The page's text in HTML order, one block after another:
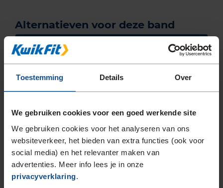
Toestemming Details Over
We gebruiken cookies voor een goed werkende site
We gebruiken cookies voor het analyseren van ons
websiteverkeer, het bieden van extra functies (ook voor
social media) en het relevanter maken van
advertenties. Meer info lees je in onze
privacyverklaring.
Alternatieven voor deze band
Bridgestone BLIZZAK 6
34 reviews
,
C
B 70dB
€ 199,00